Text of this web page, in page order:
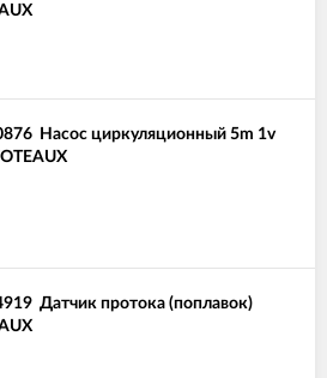
Насос циркуляционный 5m 1v
Датчик протока (поплавок)